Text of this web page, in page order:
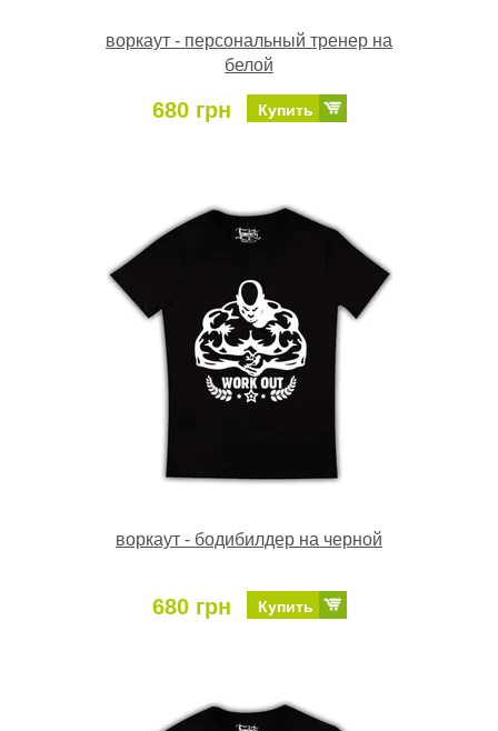
воркаут - персональный тренер на
белой
680 грн Купить
воркаут - бодибилдер на черной
680 грн Купить